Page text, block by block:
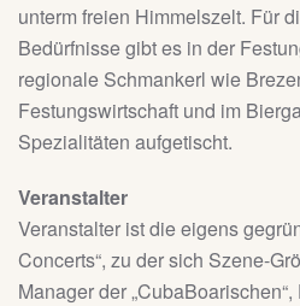
unterm freien Himmelszelt. Für
Bedürfnisse gibt es in der
regionale Schmankerl wie
Festungswirtschaft und im
Spezialitäten aufgetischt.
Veranstalter
Veranstalter ist die eigens
Concerts“, zu der sich Szene-
Manager der